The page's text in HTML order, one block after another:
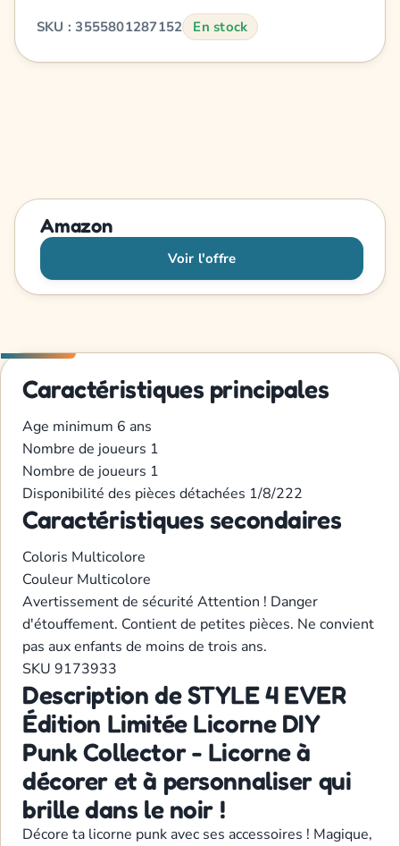
SKU : 3555801287152 En stock
Amazon
Voir l'offre
Caractéristiques principales
Age minimum 6 ans
Nombre de joueurs 1
Nombre de joueurs 1
Disponibilité des pièces détachées 1/8/222
Caractéristiques secondaires
Coloris Multicolore
Couleur Multicolore
Avertissement de sécurité Attention ! Danger
d'étouffement. Contient de petites pièces. Ne convient
pas aux enfants de moins de trois ans.
SKU 9173933
Description de STYLE 4 EVER
Édition Limitée Licorne DIY
Punk Collector - Licorne à
décorer et à personnaliser qui
brille dans le noir !
Décore ta licorne punk avec ses accessoires ! Magique,